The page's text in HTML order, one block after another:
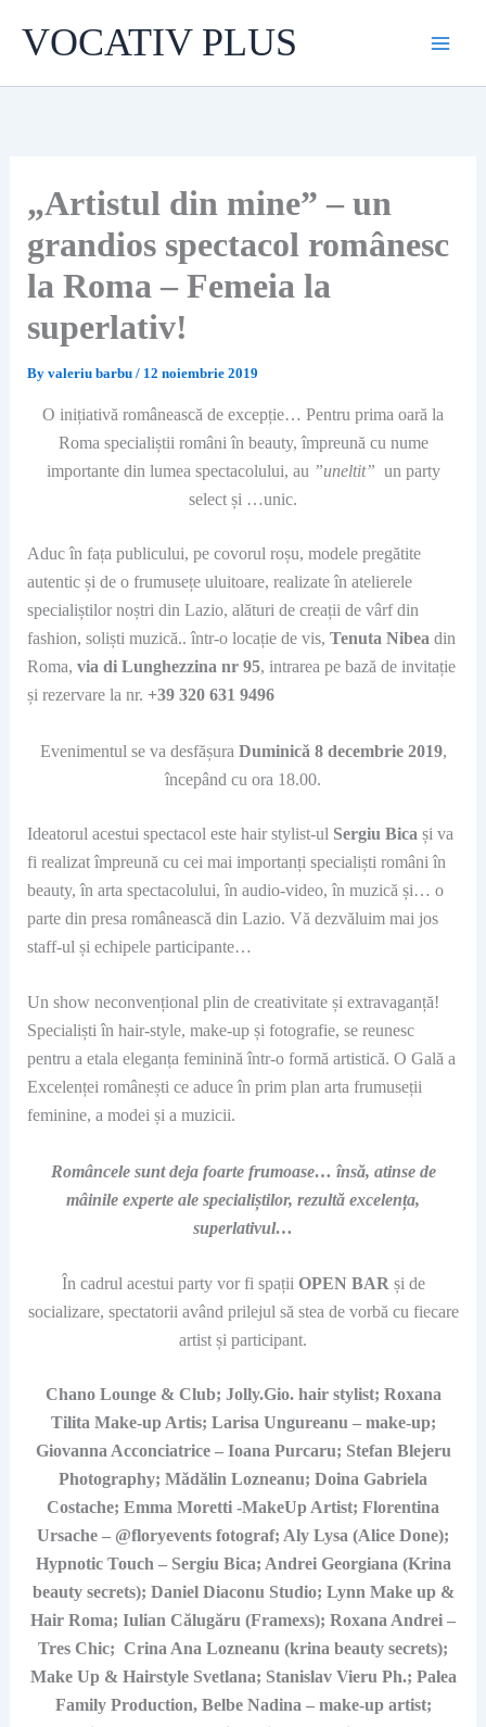
VOCATIV PLUS
„Artistul din mine” – un
grandios spectacol românesc
la Roma – Femeia la
superlativ!
By valeriu barbu / 12 noiembrie 2019
O inițiativă românească de excepție… Pentru prima oară la
Roma specialiștii români în beauty, împreună cu nume
importante din lumea spectacolului, au ”uneltit” un party
select și …unic.
Aduc în fața publicului, pe covorul roșu, modele pregătite
autentic și de o frumusețe uluitoare, realizate în atelierele
specialiștilor noștri din Lazio, alături de creații de vârf din
fashion, soliști muzică.. într-o locație de vis, Tenuta Nibea din
Roma, via di Lunghezzina nr 95, intrarea pe bază de invitație
și rezervare la nr. +39 320 631 9496
Evenimentul se va desfășura Duminică 8 decembrie 2019,
începând cu ora 18.00.
Ideatorul acestui spectacol este hair stylist-ul Sergiu Bica și va
fi realizat împreună cu cei mai importanți specialiști români în
beauty, în arta spectacolului, în audio-video, în muzică și… o
parte din presa românească din Lazio. Vă dezvăluim mai jos
staff-ul și echipele participante…
Un show neconvențional plin de creativitate și extravaganță!
Specialiști în hair-style, make-up și fotografie, se reunesc
pentru a etala eleganța feminină într-o formă artistică. O Gală a
Excelenței românești ce aduce în prim plan arta frumuseții
feminine, a modei și a muzicii.
Româncele sunt deja foarte frumoase… însă, atinse de
mâinile experte ale specialiștilor, rezultă excelența,
superlativul…
În cadrul acestui party vor fi spații OPEN BAR și de
socializare, spectatorii având prilejul să stea de vorbă cu fiecare
artist și participant.
Chano Lounge & Club; Jolly.Gio. hair stylist; Roxana
Tilita Make-up Artis; Larisa Ungureanu – make-up;
Giovanna Acconciatrice – Ioana Purcaru; Stefan Blejeru
Photography; Mădălin Lozneanu; Doina Gabriela
Costache; Emma Moretti -MakeUp Artist; Florentina
Ursache – @floryevents fotograf; Aly Lysa (Alice Done);
Hypnotic Touch – Sergiu Bica; Andrei Georgiana (Krina
beauty secrets); Daniel Diaconu Studio; Lynn Make up &
Hair Roma; Iulian Călugăru (Framexs); Roxana Andrei –
Tres Chic; Crina Ana Lozneanu (krina beauty secrets);
Make Up & Hairstyle Svetlana; Stanislav Vieru Ph.; Palea
Family Production, Belbe Nadina – make-up artist;